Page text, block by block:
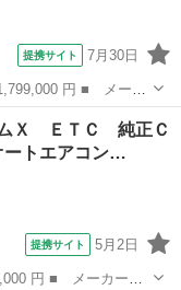
提携サイト 7月30日
レード名： ＲＳ
クリアランスソナ
ムＸ ＥＴＣ 純正Ｃ
トエアコン…
提携サイト 5月2日